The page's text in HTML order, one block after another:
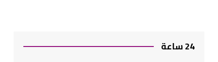
24 ساعة